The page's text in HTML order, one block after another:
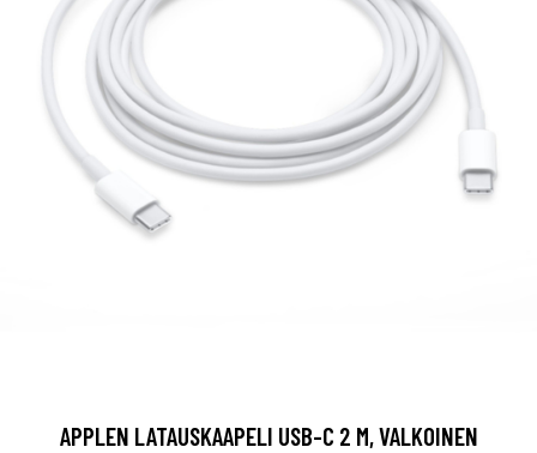
APPLEN LATAUSKAAPELI USB-C 2 M, VALKOINEN